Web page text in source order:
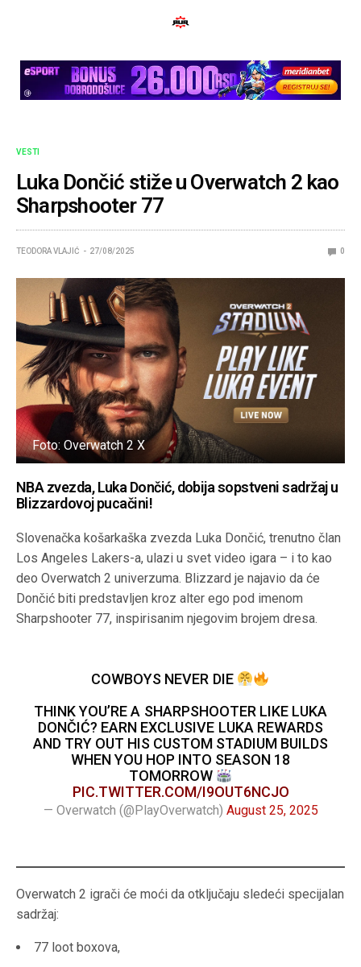
VESTI
Luka Dončić stiže u Overwatch 2 kao
Sharpshooter 77
TEODORA VLAJIĆ 27/08/2025 0
Foto: Overwatch 2 X
NBA zvezda, Luka Dončić, dobija sopstveni sadržaj u
Blizzardovoj pucačini!
Slovenačka košarkaška zvezda Luka Dončić, trenutno član
Los Angeles Lakers-a, ulazi u svet video igara – i to kao
deo Overwatch 2 univerzuma. Blizzard je najavio da će
Dončić biti predstavljen kroz alter ego pod imenom
Sharpshooter 77, inspirisanim njegovim brojem dresa.
COWBOYS NEVER DIE
THINK YOU’RE A SHARPSHOOTER LIKE LUKA
DONČIĆ? EARN EXCLUSIVE LUKA REWARDS
AND TRY OUT HIS CUSTOM STADIUM BUILDS
WHEN YOU HOP INTO SEASON 18
TOMORROW
PIC.TWITTER.COM/I9OUT6NCJO
— Overwatch (@PlayOverwatch) August 25, 2025
Overwatch 2 igrači će moći da otključaju sledeći specijalan
sadržaj:
77 loot boxova,